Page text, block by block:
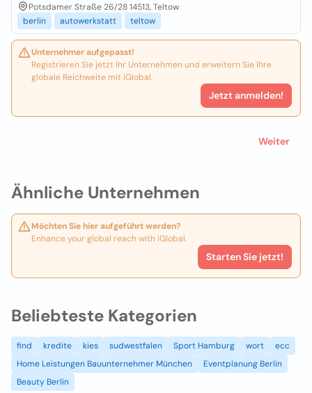
Ähnliche Unternehmen
Möchten Sie hier aufgeführt werden?
Enhance your global reach with iGlobal.
Starten Sie jetzt!
Potsdamer Straße 26/28 14513, Teltow
berlin
autowerkstatt teltow
Unternehmer aufgepasst!
Registrieren Sie jetzt Ihr Unternehmen und erweitern Sie Ihre
globale Reichweite mit iGlobal.
Jetzt anmelden!
Weiter
Beliebteste Kategorien
find kredite kies sudwestfalen Sport Hamburg wort
ecc
Home Leistungen Bauunternehmer München
Eventplanung Berlin
Beauty Berlin